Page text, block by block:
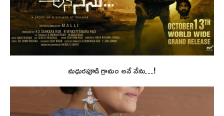
మధురపూడి గ్రామం అనే నేను…!